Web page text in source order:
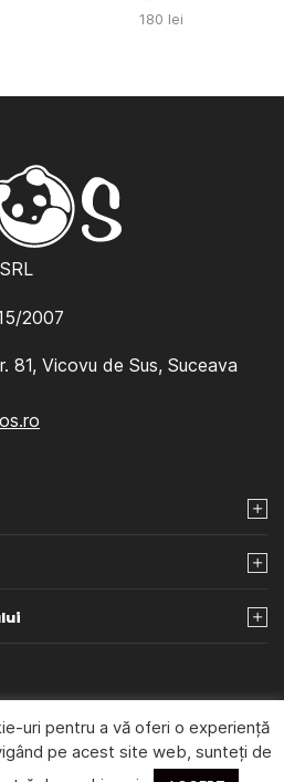
180 lei
2007
81, Vicovu de Sus, Suceava
byBeniamin Iliut
uri pentru a vă oferi o experiență
pe acest site web, sunteți de